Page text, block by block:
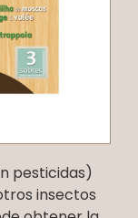
pesticidas)
insectos